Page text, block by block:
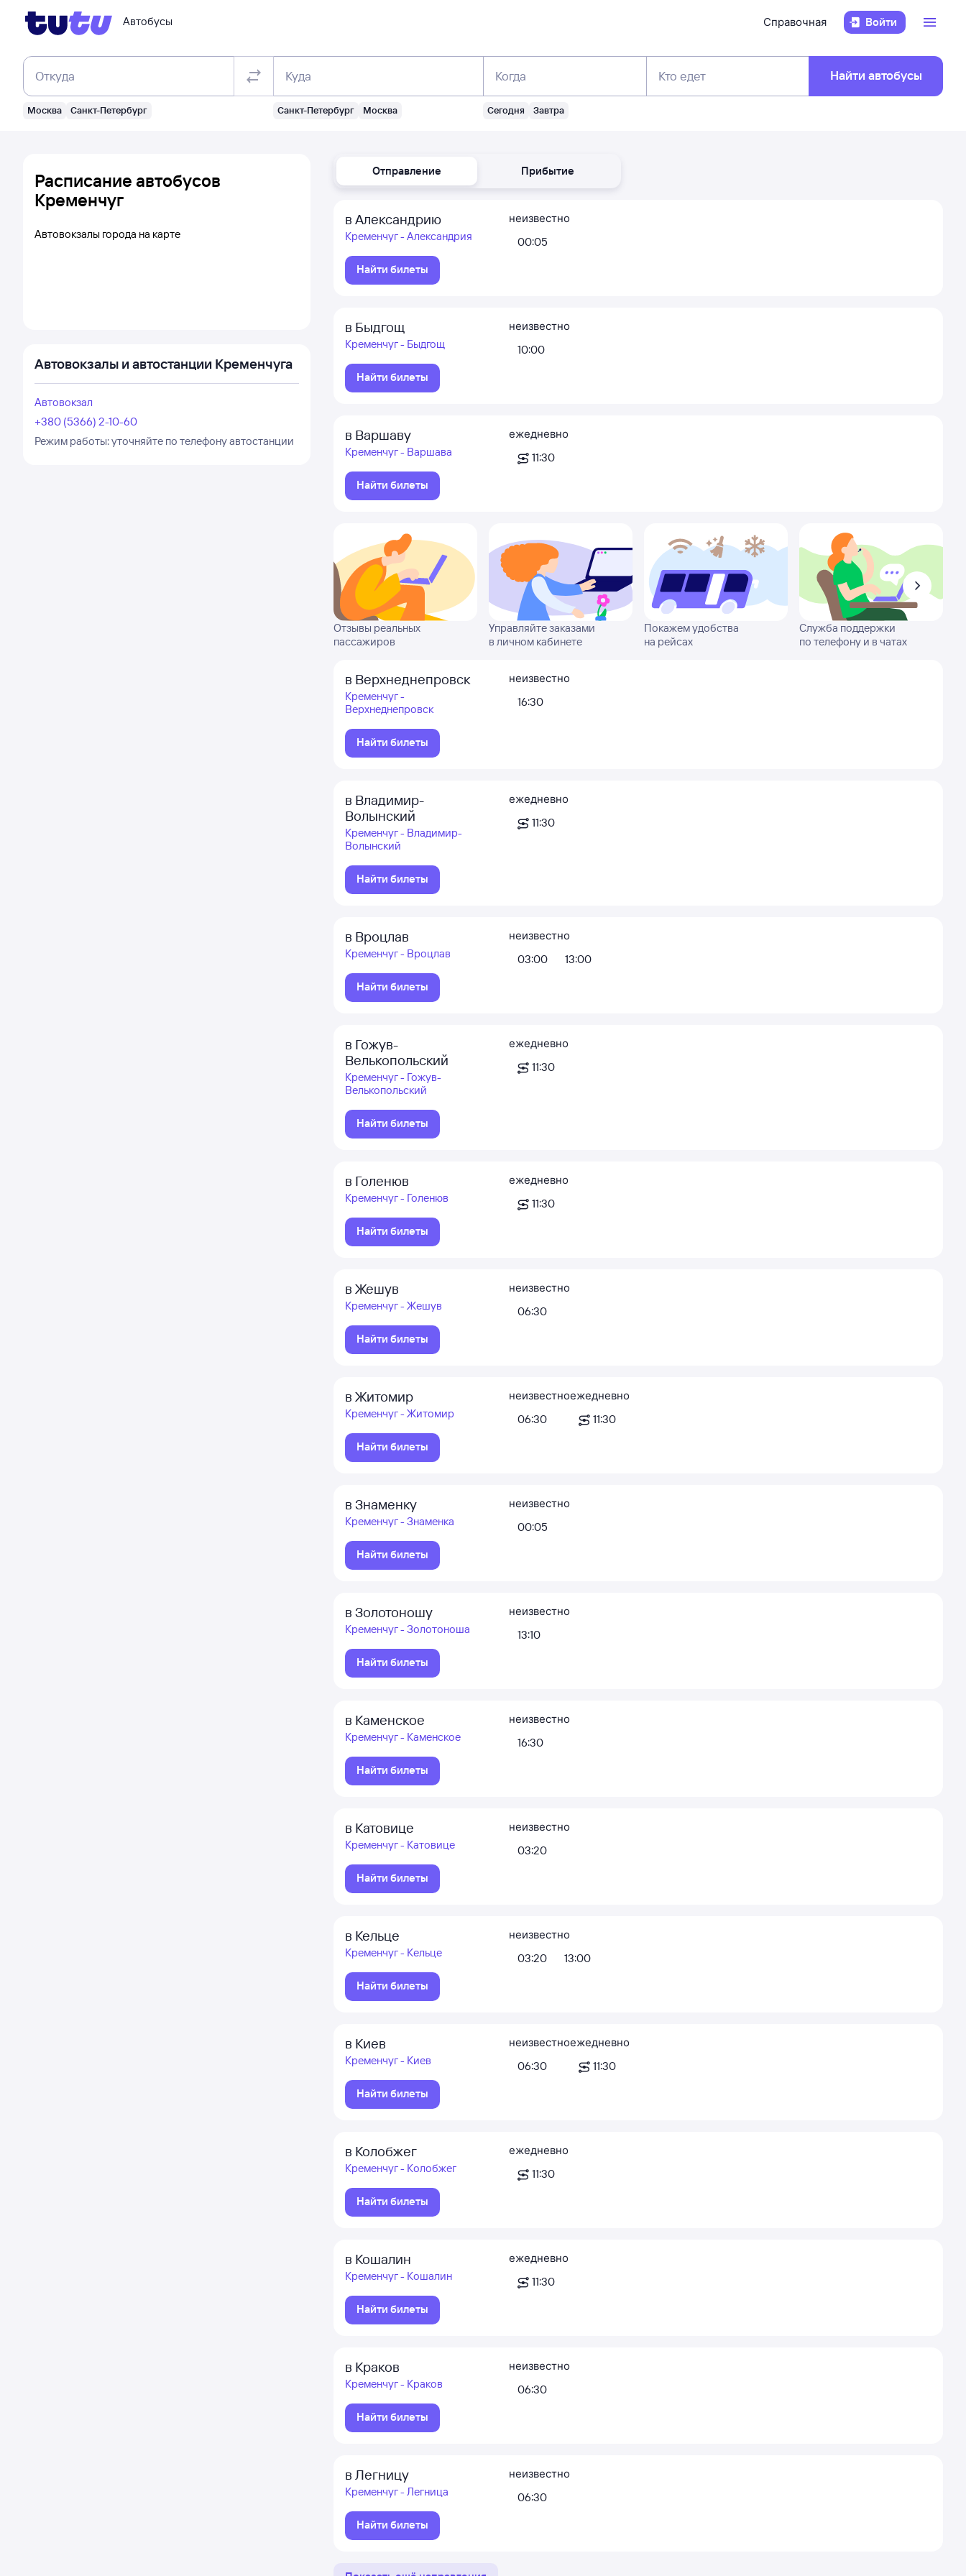
Автобусы Справочная Войти
Откуда
Москва Санкт-Петербург
Куда
Санкт-Петербург Москва
Когда
Сегодня Завтра
Кто едет Найти автобусы
Отправление Прибытие
в Александрию
Кременчуг - Александрия
Найти билеты
неизвестно
00:05
в Быдгощ
Кременчуг - Быдгощ
Найти билеты
неизвестно
10:00
в Варшаву
Кременчуг - Варшава
Найти билеты
ежедневно
11:30
Отзывы реальных
пассажиров
Управляйте заказами
в личном кабинете
Покажем удобства
на рейсах
Служба поддержки
по телефону и в чатах
в Верхнеднепровск
Кременчуг -
Верхнеднепровск
Найти билеты
неизвестно
16:30
в Владимир-
Волынский
Кременчуг - Владимир-
Волынский
Найти билеты
ежедневно
11:30
в Вроцлав
Кременчуг - Вроцлав
Найти билеты
неизвестно
03:00
13:00
в Гожув-
Велькопольский
Кременчуг - Гожув-
Велькопольский
Найти билеты
ежедневно
11:30
в Голенюв
Кременчуг - Голенюв
Найти билеты
ежедневно
11:30
в Жешув
Кременчуг - Жешув
Найти билеты
неизвестно
06:30
в Житомир
Кременчуг - Житомир
Найти билеты
неизвестно
06:30
ежедневно
11:30
в Знаменку
Кременчуг - Знаменка
Найти билеты
неизвестно
00:05
в Золотоношу
Кременчуг - Золотоноша
Найти билеты
неизвестно
13:10
в Каменское
Кременчуг - Каменское
Найти билеты
неизвестно
16:30
в Катовице
Кременчуг - Катовице
Найти билеты
неизвестно
03:20
в Кельце
Кременчуг - Кельце
Найти билеты
неизвестно
03:20
13:00
в Киев
Кременчуг - Киев
Найти билеты
неизвестно
06:30
ежедневно
11:30
в Колобжег
Кременчуг - Колобжег
Найти билеты
ежедневно
11:30
в Кошалин
Кременчуг - Кошалин
Найти билеты
ежедневно
11:30
в Краков
Кременчуг - Краков
Найти билеты
неизвестно
06:30
в Легницу
Кременчуг - Легница
Найти билеты
неизвестно
06:30
Расписание автобусов
Кременчуг
Автовокзалы города на карте
Автовокзалы и автостанции Кременчуга
Автовокзал
+380 (5366) 2-10-60
Режим работы:уточняйте по телефону автостанции